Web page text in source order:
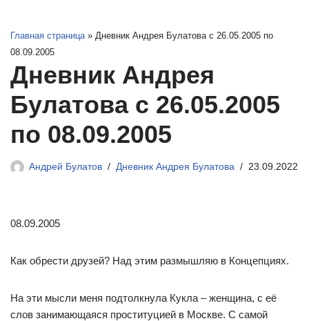
Главная страница » Дневник Андрея Булатова с 26.05.2005 по
08.09.2005
Дневник Андрея
Булатова с 26.05.2005
по 08.09.2005
Андрей Булатов Дневник Андрея Булатова 23.09.2022
08.09.2005
Как обрести друзей? Над этим размышляю в Концепциях.
На эти мысли меня подтолкнула Кукла – женщина, с её
слов занимающаяся проституцией в Москве. С самой